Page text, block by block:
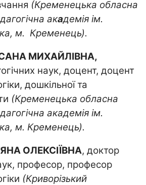
(Кременецька обласна
академія ім.
м. Кременець).
МИХАЙЛІВНА,
наук, доцент, доцент
дошкільної та
(Кременецька обласна
академія ім.
м. Кременець).
ОЛЕКСІЇВНА, доктор
професор, професор
(Криворізький